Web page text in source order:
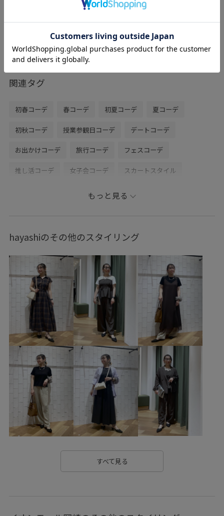
シルバー / F
レビュー
A4サイズのトートバッグです。サブバック
関連タグ
初春コーデ 春コーデ 初夏コーデ 夏コーデ
初秋コーデ 授業参観日コーデ デートコーデ
お出かけコーデ 旅行コーデ フェスコーデ
推し活コーデ 女子会コーデ スカートスタイル
カジュアルコーデ
ノーマル 低身長 トップス ニット/セーター
シューズ サンダル GDC16080 GDF16040
GDM16670 GIX16210 26mother'sday
26RPUVCARE 26SSシャーベットニット
2BUY10%OFF対象商品 2WAYで使える Aライン
RP26SS_サマーニット UVケア Vネック
Wbottoms_pickup おなかが隠れる きちんと感
きれいめ さらりとした しっかりホールド
ちゃんとプラスかわいい保証 アンクルストラップ
ウエストタック カシュクール カジュアル
ギャザーデザイン
クーポン対象商品 ケーブル編み コットン
もっと見る
hayashiのその他のスタイリング
すべて見る